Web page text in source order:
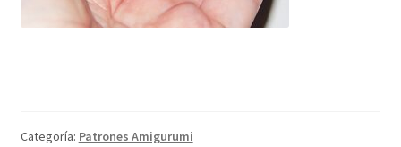
Categoría: Patrones Amigurumi